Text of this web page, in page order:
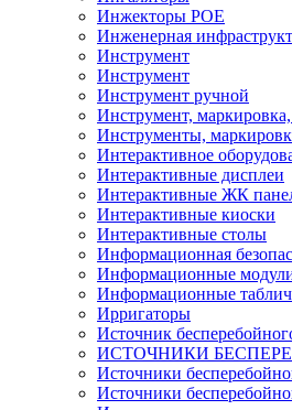
Инжекторы POE
Инженерная
Инструмент
Инструмент
Инструмент ручной
Инструмент,
Инструменты,
Интерактивное
Интерактивные дисплеи
Интерактивные ЖК
Интерактивные киоски
Интерактивные столы
Информационная
Информационные
Информационные
Ирригаторы
Источник
ИСТОЧНИКИ
Источники
Источники